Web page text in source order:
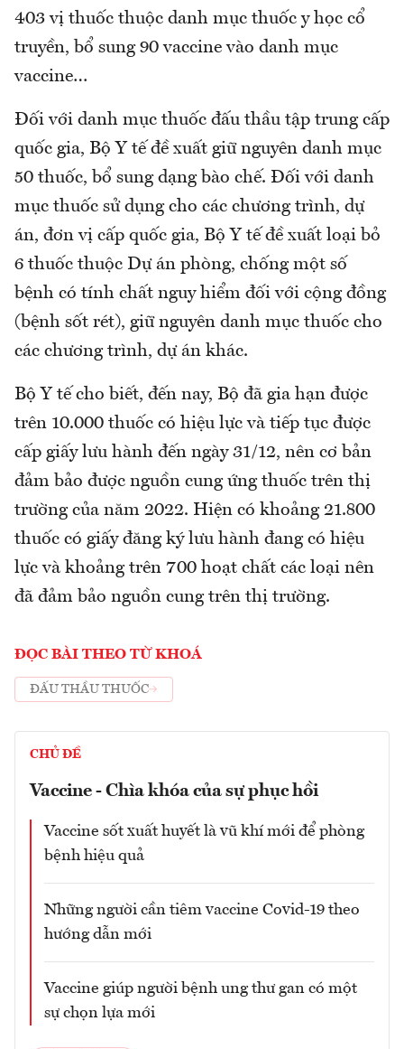
403 vị thuốc thuộc danh mục thuốc y học cổ
truyền, bổ sung 90 vaccine vào danh mục
vaccine…
Đối với danh mục thuốc đấu thầu tập trung cấp
quốc gia, Bộ Y tế đề xuất giữ nguyên danh mục
50 thuốc, bổ sung dạng bào chế. Đối với danh
mục thuốc sử dụng cho các chương trình, dự
án, đơn vị cấp quốc gia, Bộ Y tế đề xuất loại bỏ
6 thuốc thuộc Dự án phòng, chống một số
bệnh có tính chất nguy hiểm đối với cộng đồng
(bệnh sốt rét), giữ nguyên danh mục thuốc cho
các chương trình, dự án khác.
Bộ Y tế cho biết, đến nay, Bộ đã gia hạn được
trên 10.000 thuốc có hiệu lực và tiếp tục được
cấp giấy lưu hành đến ngày 31/12, nên cơ bản
đảm bảo được nguồn cung ứng thuốc trên thị
trường của năm 2022. Hiện có khoảng 21.800
thuốc có giấy đăng ký lưu hành đang có hiệu
lực và khoảng trên 700 hoạt chất các loại nên
đã đảm bảo nguồn cung trên thị trường.
ĐỌC BÀI THEO TỪ KHOÁ
ĐẤU THẦU THUỐC
CHỦ ĐỀ
Vaccine - Chìa khóa của sự phục hồi
Vaccine sốt xuất huyết là vũ khí mới để phòng
bệnh hiệu quả
Những người cần tiêm vaccine Covid-19 theo
hướng dẫn mới
Vaccine giúp người bệnh ung thư gan có một
sự chọn lựa mới